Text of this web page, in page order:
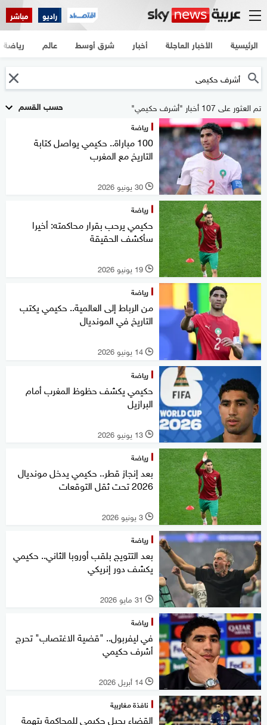
راديو مباشر
الرئيسية الأخبار العاجلة أخبار شرق أوسط عالم رياضة
حسب القسم تم العثور على 107 أخبار "أشرف حكيمي"
رياضة
100 مباراة.. حكيمي يواصل كتابة
التاريخ مع المغرب
l 30 يونيو 2026
رياضة
حكيمي يرحب بقرار محاكمته: أخيرا
سأكشف الحقيقة
l 19 يونيو 2026
رياضة
من الرباط إلى العالمية.. حكيمي يكتب
التاريخ في المونديال
l 14 يونيو 2026
رياضة
حكيمي يكشف حظوظ المغرب أمام
البرازيل
l 13 يونيو 2026
رياضة
بعد إنجاز قطر.. حكيمي يدخل مونديال
2026 تحت ثقل التوقعات
l 3 يونيو 2026
رياضة
بعد التتويج بلقب أوروبا الثاني.. حكيمي
يكشف دور إنريكي
l 31 مايو 2026
رياضة
في ليفربول.. "قضية الاغتصاب" تحرج
أشرف حكيمي
l 14 أبريل 2026
نافذة مغاربية
القضاء يحيل حكيمي للمحاكمة بتهمة